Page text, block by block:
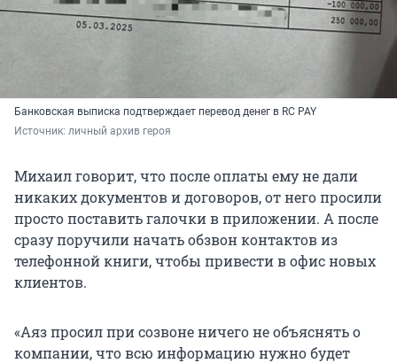
Банковская выписка подтверждает перевод денег в RC PAY
Источник: личный архив героя
Михаил говорит, что после оплаты ему не дали
никаких документов и договоров, от него просили
просто поставить галочки в приложении. А после
сразу поручили начать обзвон контактов из
телефонной книги, чтобы привести в офис новых
клиентов.
«Аяз просил при созвоне ничего не объяснять о
компании, что всю информацию нужно будет